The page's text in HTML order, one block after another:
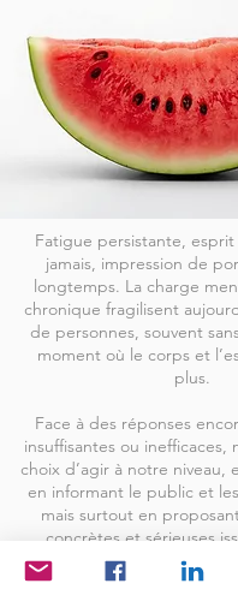
Fatigue persistante, esprit
jamais, impression de
longtemps. La charge
chronique fragilisent
de personnes, souvent
moment où le corps et
plus.
Face à des réponses
insuffisantes ou inefficaces,
choix d’agir à notre niveau,
en informant le public et
mais surtout en
concrètes et sérieuses
médical.